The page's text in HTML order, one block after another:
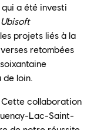
a été investi
projets liés à la
retombées
de loin.
Cette collaboration
Lac-Saint-